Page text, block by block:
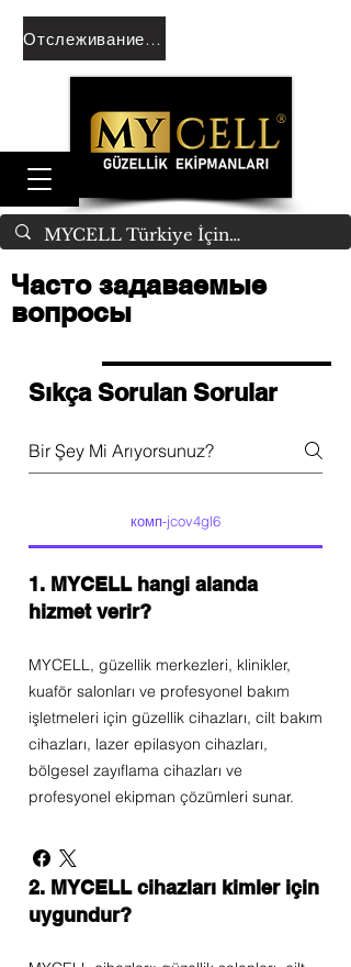
Отслеживание заказа
Часто задаваемые
вопросы
Sıkça Sorulan Sorular
комп-jcov4gl6
1. MYCELL hangi alanda
hizmet verir?
MYCELL, güzellik merkezleri, klinikler,
kuaför salonları ve profesyonel bakım
işletmeleri için güzellik cihazları, cilt bakım
cihazları, lazer epilasyon cihazları,
bölgesel zayıflama cihazları ve
profesyonel ekipman çözümleri sunar.
2. MYCELL cihazları kimler için
uygundur?